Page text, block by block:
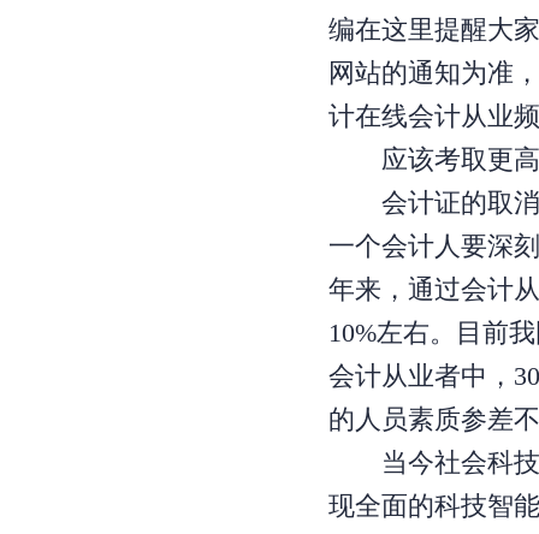
编在这里提醒大
网站的通知为准
计在线会计从业
应该考取更高
会计证的取消
一个会计人要深
年来，通过会计
10%左右。目前
会计从业者中，
的人员素质参差
当今社会科技
现全面的科技智